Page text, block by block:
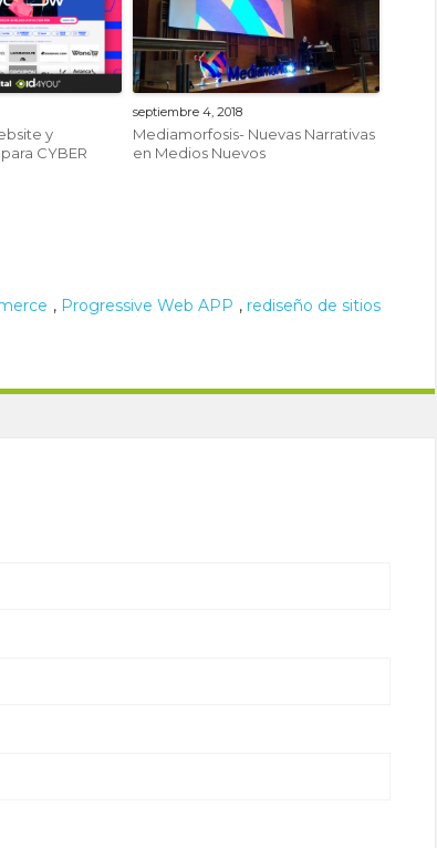
y
CYBER
septiembre 4, 2018
Mediamorfosis- Nuevas Narrativas
en Medios Nuevos
, Progressive Web APP , rediseño de sitios